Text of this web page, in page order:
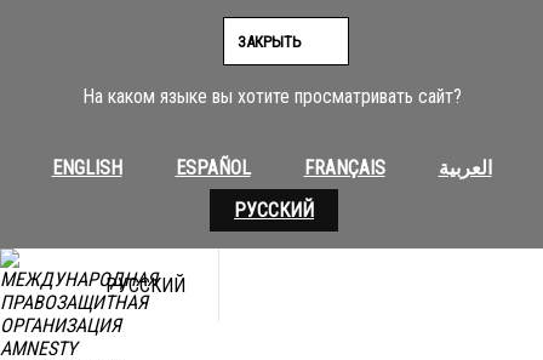
На каком языке вы хотите просматривать сайт?
ENGLISH ESPAÑOL FRANÇAIS
العربية
РУССКИЙ
ЗАКРЫТЬ
РУССКИЙ